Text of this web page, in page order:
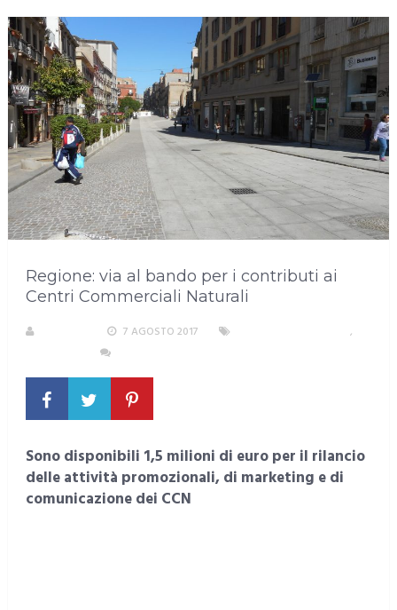
Regione: via al bando per i contributi ai
Centri Commerciali Naturali
7 AGOSTO 2017
,
Sono disponibili 1,5 milioni di euro per il rilancio
delle attività promozionali, di marketing e di
comunicazione dei CCN